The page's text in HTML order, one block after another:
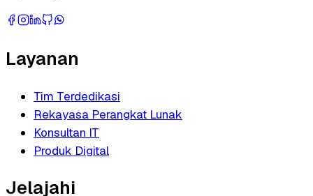
Layanan
Tim Terdedikasi
Rekayasa Perangkat Lunak
Konsultan IT
Produk Digital
Jelajahi